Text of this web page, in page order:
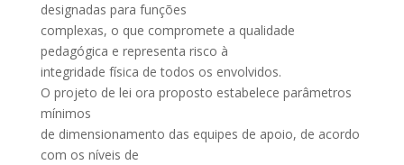
designadas para funções
complexas, o que compromete a qualidade
pedagógica e representa risco à
integridade física de todos os envolvidos.
O projeto de lei ora proposto estabelece parâmetros
mínimos
de dimensionamento das equipes de apoio, de acordo
com os níveis de